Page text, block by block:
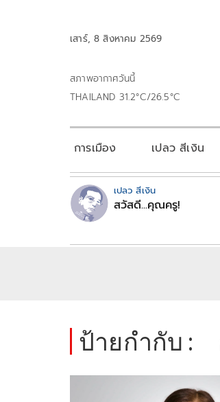
เสาร์, 8 สิงหาคม 2569
สภาพอากาศวันนี้
THAILAND 31.2°C/26.5°C
การเมือง เปลว สีเงิน
เปลว สีเงิน
สวัสดี...คุณครู!
ป้ายกำกับ :